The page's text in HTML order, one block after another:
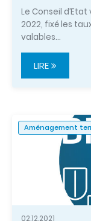
Le Conseil
2022, fixé les
valables…
LIRE
Aménagement
02.12.2021